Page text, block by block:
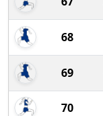
68
69
70